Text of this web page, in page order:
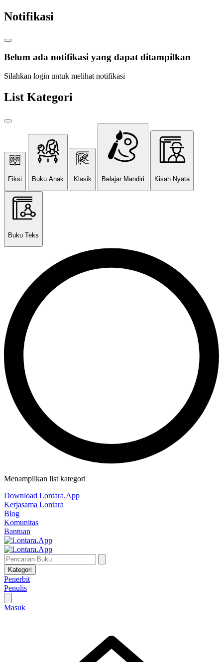
Notifikasi
Belum ada notifikasi yang dapat ditampilkan
Silahkan login untuk melihat notifikasi
List Kategori
Fiksi Buku Anak Klasik Belajar Mandiri Kisah Nyata
Buku Teks
Menampilkan list kategori
Download Lontara.App
Kerjasama Lontara
Blog
Komunitas
Bantuan
Kategori
Penerbit
Penulis
Masuk